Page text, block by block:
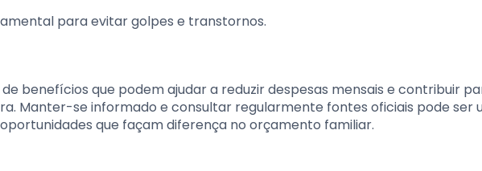
para evitar golpes e transtornos.
benefícios que podem ajudar a reduzir despesas mensais e contribuir
Manter-se informado e consultar regularmente fontes oficiais pode ser
que façam diferença no orçamento familiar.